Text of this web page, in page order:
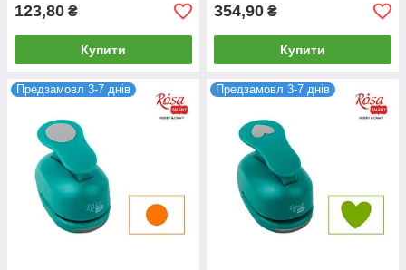
123,80 ₴
Купити
354,90 ₴
Купити
Предзамовл 3-7 днів Предзамовл 3-7 днів